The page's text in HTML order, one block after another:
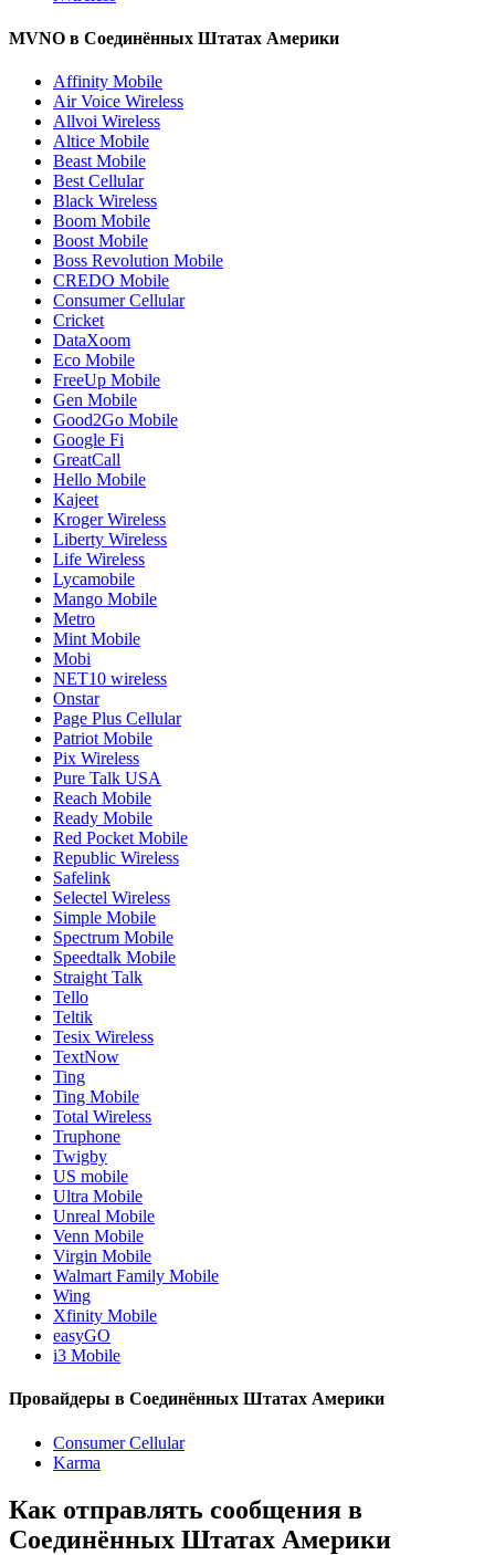
MVNO в Соединённых Штатах Америки
Affinity Mobile
Air Voice Wireless
Allvoi Wireless
Altice Mobile
Beast Mobile
Best Cellular
Black Wireless
Boom Mobile
Boost Mobile
Boss Revolution Mobile
CREDO Mobile
Consumer Cellular
Cricket
DataXoom
Eco Mobile
FreeUp Mobile
Gen Mobile
Good2Go Mobile
Google Fi
GreatCall
Hello Mobile
Kajeet
Kroger Wireless
Liberty Wireless
Life Wireless
Lycamobile
Mango Mobile
Metro
Mint Mobile
Mobi
NET10 wireless
Onstar
Page Plus Cellular
Patriot Mobile
Pix Wireless
Pure Talk USA
Reach Mobile
Ready Mobile
Red Pocket Mobile
Republic Wireless
Safelink
Selectel Wireless
Simple Mobile
Spectrum Mobile
Speedtalk Mobile
Straight Talk
Tello
Teltik
Tesix Wireless
TextNow
Ting
Ting Mobile
Total Wireless
Truphone
Twigby
US mobile
Ultra Mobile
Unreal Mobile
Venn Mobile
Virgin Mobile
Walmart Family Mobile
Wing
Xfinity Mobile
easyGO
i3 Mobile
Провайдеры в Соединённых Штатах Америки
Consumer Cellular
Karma
Как отправлять сообщения в
Соединённых Штатах Америки